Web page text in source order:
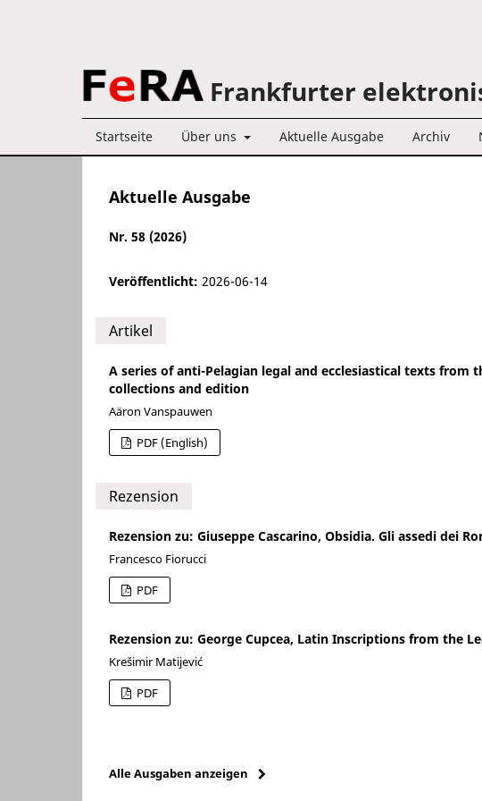
Frankfurter
Startseite Über uns Aktuelle Ausgabe Archiv
Aktuelle Ausgabe
Nr. 58 (2026)
Veröffentlicht: 2026-06-14
Artikel
A series of anti-Pelagian legal and ecclesiastical texts
collections and edition
Aäron Vanspauwen
PDF (English)
Rezension
Rezension zu: Giuseppe Cascarino, Obsidia. Gli assedi dei
Francesco Fiorucci
PDF
Rezension zu: George Cupcea, Latin Inscriptions from the
Krešimir Matijević
PDF
Alle Ausgaben anzeigen